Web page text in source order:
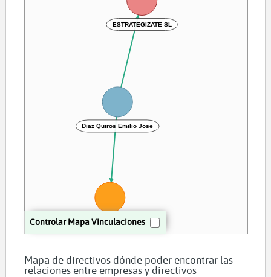
Controlar Mapa Vinculaciones
ESTRATEGIZATE SL
Diaz Quiros Emilio Jose
UCO TRADING SPAIN SL
Mapa de directivos dónde poder encontrar las
relaciones entre empresas y directivos